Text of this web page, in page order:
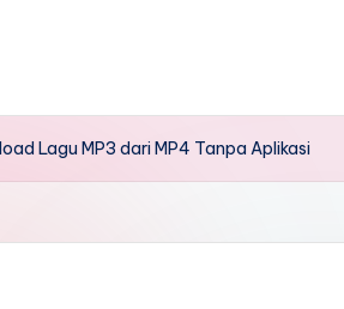
Lagu MP3 dari MP4 Tanpa Aplikasi